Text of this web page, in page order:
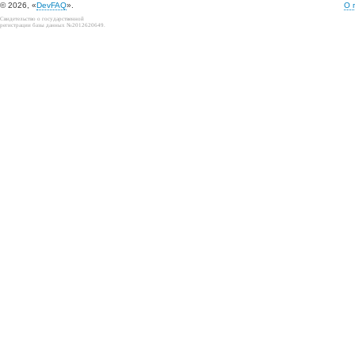
© 2026, «DevFAQ». О
Свидетельство о государственной
регистрации базы данных №2012620649.